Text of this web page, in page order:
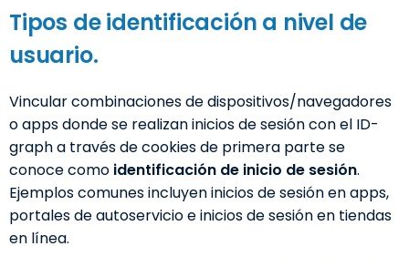
Tipos de identificación a nivel de
usuario.
Vincular combinaciones de dispositivos/navegadores
o apps donde se realizan inicios de sesión con el ID-
graph a través de cookies de primera parte se
conoce como identificación de inicio de sesión.
Ejemplos comunes incluyen inicios de sesión en apps,
portales de autoservicio e inicios de sesión en tiendas
en línea.